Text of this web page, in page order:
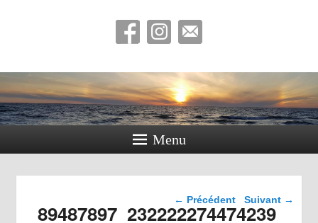
Menu
Navigation dans les
images
← Précédent Suivant →
89487897_232222274474239